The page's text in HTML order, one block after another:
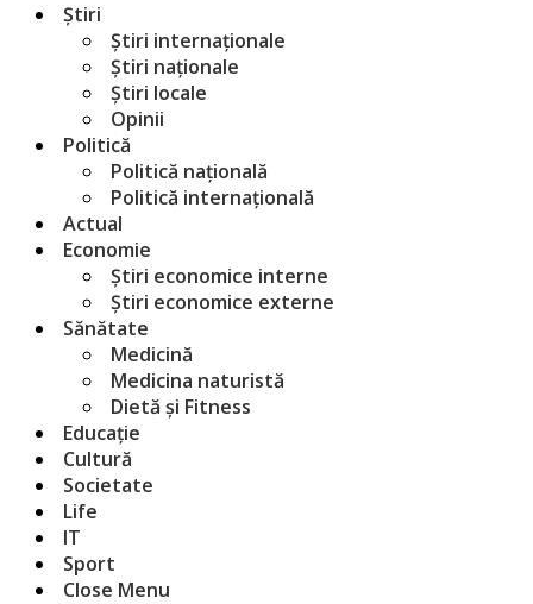
Știri
Știri internaționale
Știri naționale
Știri locale
Opinii
Politică
Politică națională
Politică internațională
Actual
Economie
Știri economice interne
Știri economice externe
Sănătate
Medicină
Medicina naturistă
Dietă și Fitness
Educație
Cultură
Societate
Life
IT
Sport
Close Menu